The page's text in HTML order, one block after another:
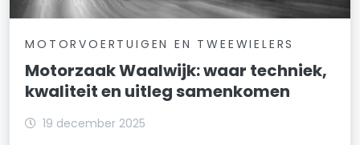
MOTORVOERTUIGEN EN TWEEWIELERS
Motorzaak Waalwijk: waar techniek,
kwaliteit en uitleg samenkomen
19 december 2025